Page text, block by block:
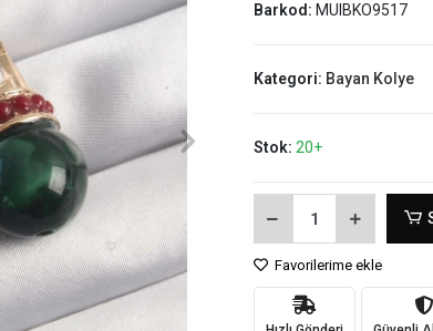
Barkod: MUIBKO9517
Kategori: Bayan Kolye
Stok: 20+
Favorilerime ekle